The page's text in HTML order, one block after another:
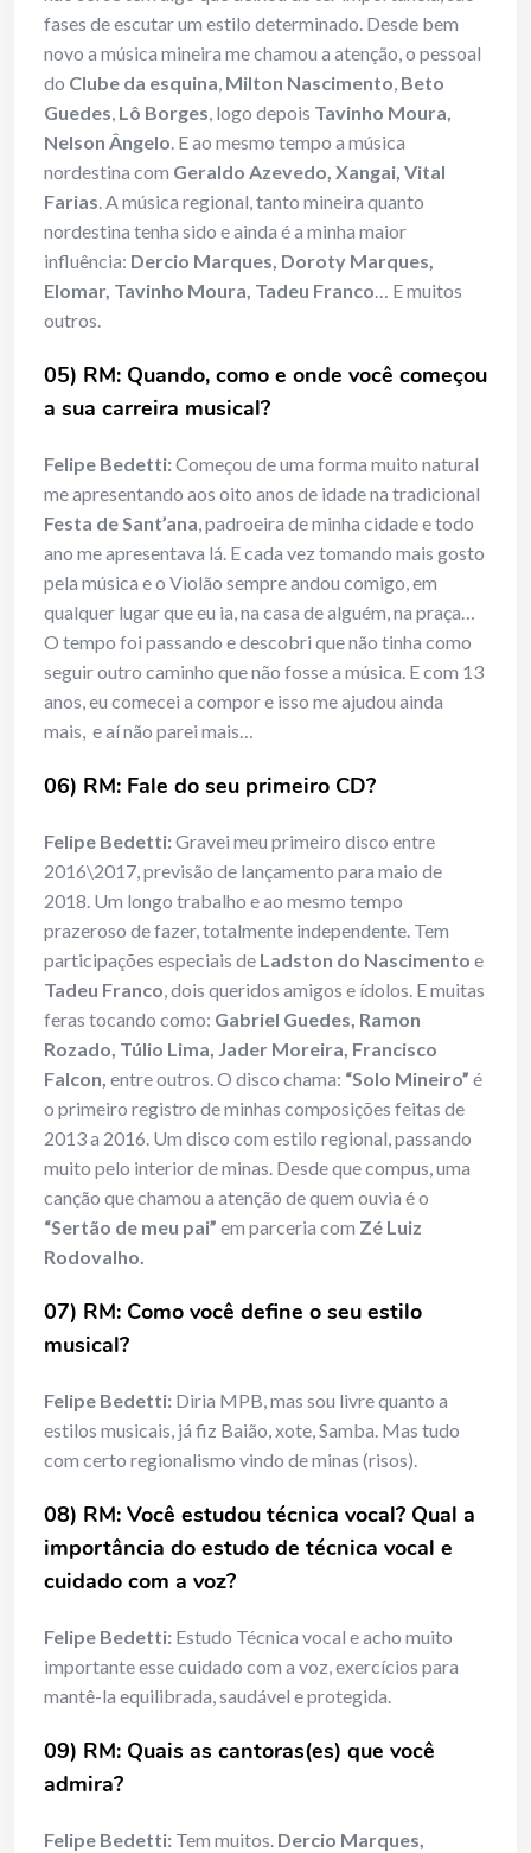
fases de escutar um estilo determinado. Desde bem
novo a música mineira me chamou a atenção, o pessoal
do Clube da esquina, Milton Nascimento, Beto
Guedes, Lô Borges, logo depois Tavinho Moura,
Nelson Ângelo. E ao mesmo tempo a música
nordestina com Geraldo Azevedo, Xangai, Vital
Farias. A música regional, tanto mineira quanto
nordestina tenha sido e ainda é a minha maior
influência: Dercio Marques, Doroty Marques,
Elomar, Tavinho Moura, Tadeu Franco… E muitos
outros.
05) RM: Quando, como e onde você começou
a sua carreira musical?
Felipe Bedetti:Começou de uma forma muito natural
me apresentando aos oito anos de idade na tradicional
Festa de Sant’ana, padroeira de minha cidade e todo
ano me apresentava lá. E cada vez tomando mais gosto
pela música e o Violão sempre andou comigo, em
qualquer lugar que eu ia, na casa de alguém, na praça…
O tempo foi passando e descobri que não tinha como
seguir outro caminho que não fosse a música. E com 13
anos, eu comecei a compor e isso me ajudou ainda
mais, e aí não parei mais…
06) RM: Fale do seu primeiro CD?
Felipe Bedetti:Gravei meu primeiro disco entre
2016\2017, previsão de lançamento para maio de
2018. Um longo trabalho e ao mesmo tempo
prazeroso de fazer, totalmente independente. Tem
participações especiais de Ladston do Nascimento e
Tadeu Franco, dois queridos amigos e ídolos. E muitas
feras tocando como: Gabriel Guedes, Ramon
Rozado, Túlio Lima, Jader Moreira, Francisco
Falcon, entre outros. O disco chama: “Solo Mineiro” é
o primeiro registro de minhas composições feitas de
2013 a 2016. Um disco com estilo regional, passando
muito pelo interior de minas. Desde que compus, uma
canção que chamou a atenção de quem ouvia é o
“Sertão de meu pai” em parceria com Zé Luiz
Rodovalho.
07) RM: Como você define o seu estilo
musical?
Felipe Bedetti: Diria MPB, mas sou livre quanto a
estilos musicais, já fiz Baião, xote, Samba. Mas tudo
com certo regionalismo vindo de minas (risos).
08) RM: Você estudou técnica vocal? Qual a
importância do estudo de técnica vocal e
cuidado com a voz?
Felipe Bedetti: Estudo Técnica vocal e acho muito
importante esse cuidado com a voz, exercícios para
mantê-la equilibrada, saudável e protegida.
09) RM: Quais as cantoras(es) que você
admira?
Felipe Bedetti: Tem muitos. Dercio Marques,